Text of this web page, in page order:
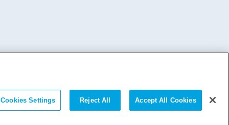
Cookies Settings Reject All Accept All Cookies